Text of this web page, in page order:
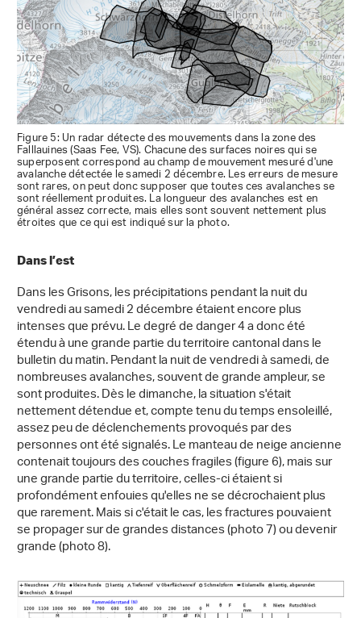
Figure 5: Un radar détecte des mouvements dans la zone des
Falllauines (Saas Fee, VS). Chacune des surfaces noires qui se
superposent correspond au champ de mouvement mesuré d'une
avalanche détectée le samedi 2 décembre. Les erreurs de mesure
sont rares, on peut donc supposer que toutes ces avalanches se
sont réellement produites. La longueur des avalanches est en
général assez correcte, mais elles sont souvent nettement plus
étroites que ce qui est indiqué sur la photo.
Dans l’est
Dans les Grisons, les précipitations pendant la nuit du
vendredi au samedi 2 décembre étaient encore plus
intenses que prévu. Le degré de danger 4 a donc été
étendu à une grande partie du territoire cantonal dans le
bulletin du matin. Pendant la nuit de vendredi à samedi, de
nombreuses avalanches, souvent de grande ampleur, se
sont produites. Dès le dimanche, la situation s'était
nettement détendue et, compte tenu du temps ensoleillé,
assez peu de déclenchements provoqués par des
personnes ont été signalés. Le manteau de neige ancienne
contenait toujours des couches fragiles (figure 6), mais sur
une grande partie du territoire, celles-ci étaient si
profondément enfouies qu'elles ne se décrochaient plus
que rarement. Mais si c'était le cas, les fractures pouvaient
se propager sur de grandes distances (photo 7) ou devenir
grande (photo 8).